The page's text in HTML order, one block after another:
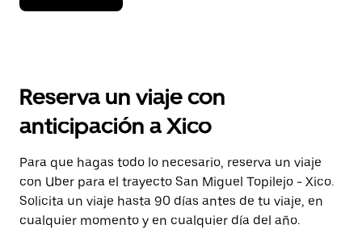
flecha
el
y
selecciona
una
fecha.
Presiona
la
tecla Esc
para
Reserva un viaje con
anticipación a Xico
Para que hagas todo lo necesario, reserva un viaje
con Uber para el trayecto San Miguel Topilejo - Xico.
Solicita un viaje hasta 90 días antes de tu viaje, en
cualquier momento y en cualquier día del año.